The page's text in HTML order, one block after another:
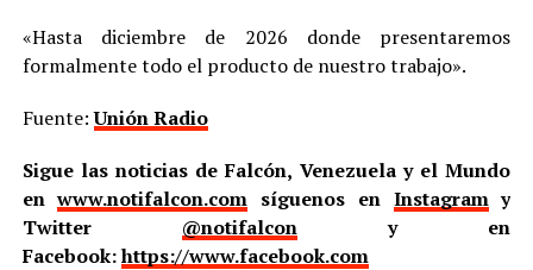
«Hasta diciembre de 2026 donde presentaremos
formalmente todo el producto de nuestro trabajo».
Fuente:Unión Radio
Sigue las noticias de Falcón, Venezuela y el Mundo
enwww.notifalcon.com síguenos en Instagramy
Twitter @notifalcony en
Facebook:https://www.facebook.com